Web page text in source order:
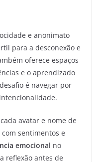
e anonimato
para a desconexão e
oferece espaços
e o aprendizado
é navegar por
avatar e nome de
sentimentos e
emocional no
reflexão antes de